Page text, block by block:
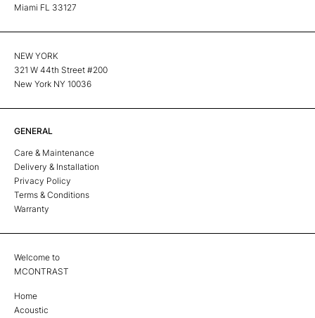
Miami FL 33127
NEW YORK
321 W 44th Street #200
New York NY 10036
GENERAL
Care & Maintenance
Delivery & Installation
Privacy Policy
Terms & Conditions
Warranty
Welcome to
MCONTRAST
Home
Acoustic